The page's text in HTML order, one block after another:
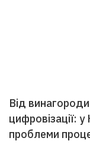
Від
цифровізації:
проблеми